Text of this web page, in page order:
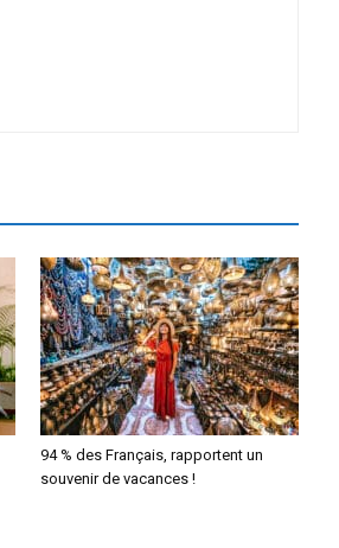
94 % des Français, rapportent un
souvenir de vacances !